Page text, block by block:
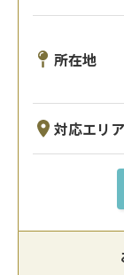
所在地
対応エリア